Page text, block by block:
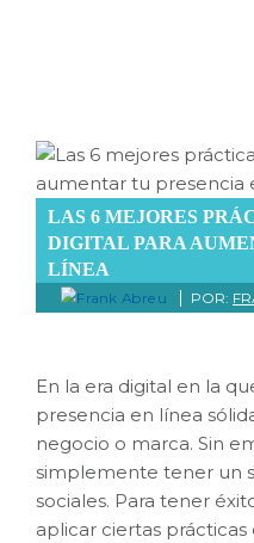
LAS 6 MEJORES
DIGITAL PARA
LÍNEA
POR:
En la era digital en la
presencia en línea
negocio o marca. Sin
simplemente tener un
sociales. Para tener
aplicar ciertas